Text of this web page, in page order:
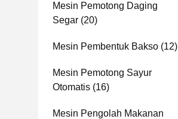
Mesin Pemotong Daging
Segar (20)
Mesin Pembentuk Bakso (12)
Mesin Pemotong Sayur
Otomatis (16)
Mesin Pengolah Makanan